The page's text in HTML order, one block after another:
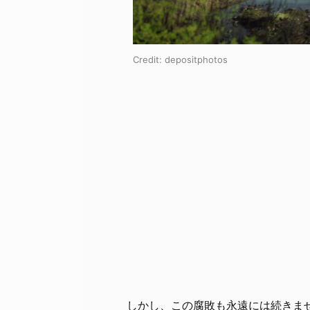
Credit: depositphotos
しかし、この腐敗も永遠には続きま